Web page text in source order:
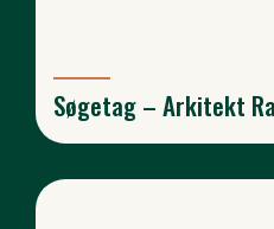
Søgetag – Arkitekt